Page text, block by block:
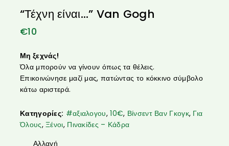
“Τέχνη είναι…” Van Gogh
€10
Μη ξεχνάς!
Όλα μπορούν να γίνουν όπως τα θέλεις.
Επικοινώνησε μαζί μας, πατώντας το κόκκινο σύμβολο
κάτω αριστερά.
Κατηγορίες: #αξιαλογου,10€, Βίνσεντ Βαν Γκογκ, Για
Όλους,Ξένοι, Πινακίδες – Κάδρα
Αλλαγή